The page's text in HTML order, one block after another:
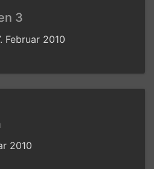
3
Februar 2010
2010